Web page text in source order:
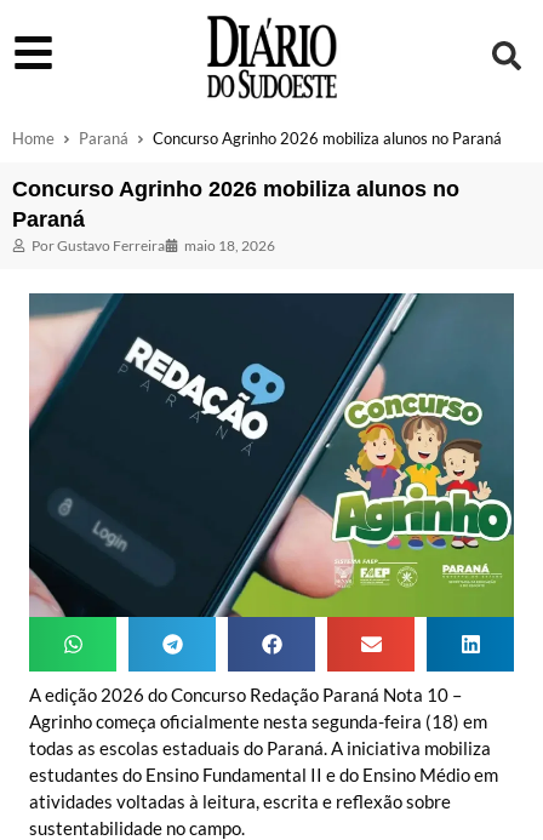
Home Paraná Concurso Agrinho 2026 mobiliza alunos no Paraná
Concurso Agrinho 2026 mobiliza alunos no
Paraná
PorGustavo Ferreira maio 18, 2026
A edição 2026 do Concurso Redação Paraná Nota 10 –
Agrinho começa oficialmente nesta segunda-feira (18) em
todas as escolas estaduais do Paraná. A iniciativa mobiliza
estudantes do Ensino Fundamental II e do Ensino Médio em
atividades voltadas à leitura, escrita e reflexão sobre
sustentabilidade no campo.